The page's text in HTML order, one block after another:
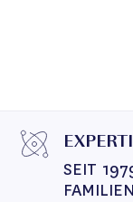
SEIT